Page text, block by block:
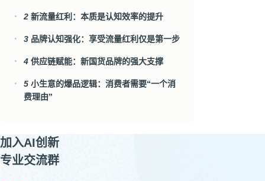
● 2 新流量红利：本质是认知效率的提升
● 3 品牌认知强化：享受流量红利仅是第一步
● 4 供应链赋能：新国货品牌的强大支撑
● 5 小生意的爆品逻辑：消费者需要“一个消
费理由”
加入AI创新
专业交流群